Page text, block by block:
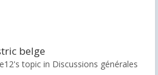
belge
topic in Discussions générales